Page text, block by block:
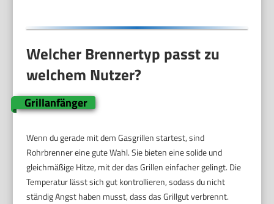
Welcher Brennertyp passt zu
welchem Nutzer?
Grillanfänger
Wenn du gerade mit dem Gasgrillen startest, sind
Rohrbrenner eine gute Wahl. Sie bieten eine solide und
gleichmäßige Hitze, mit der das Grillen einfacher gelingt. Die
Temperatur lässt sich gut kontrollieren, sodass du nicht
ständig Angst haben musst, dass das Grillgut verbrennt.